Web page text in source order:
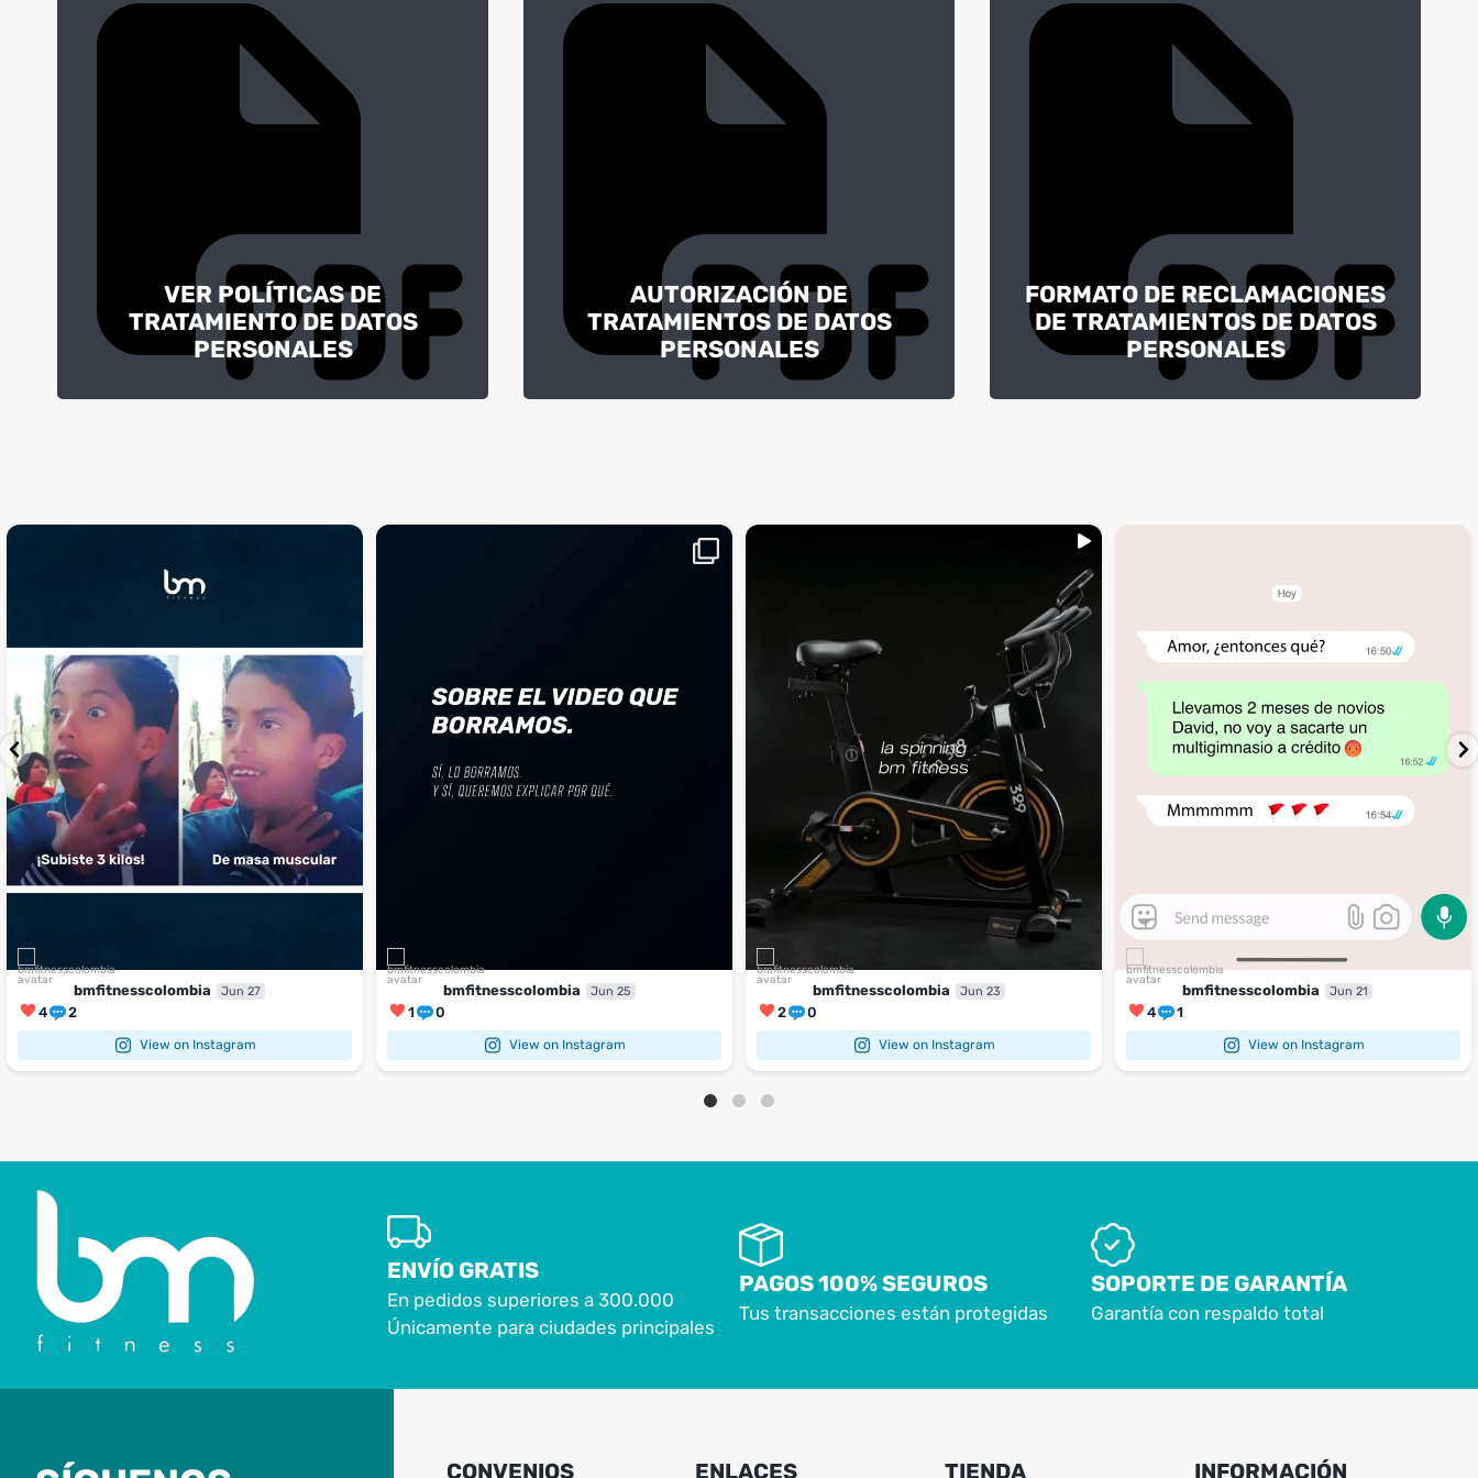
VER POLÍTICAS DE
TRATAMIENTO DE DATOS
PERSONALES
AUTORIZACIÓN DE
TRATAMIENTOS DE DATOS
PERSONALES
FORMATO DE RECLAMACIONES
DE TRATAMIENTOS DE DATOS
PERSONALES
bmfitnesscolombia Jun 27
4 2
View on Instagram
bmfitnesscolombia Jun 25
1 0
View on Instagram
bmfitnesscolombia Jun 23
2 0
View on Instagram
bmfitnesscolombia Jun 21
4 1
View on Instagram
ENVÍO GRATIS
En pedidos superiores a 300.000
Únicamente para ciudades principales
PAGOS 100% SEGUROS
Tus transacciones están protegidas
SOPORTE DE GARANTÍA
Garantía con respaldo total
CONVENIOS ENLACES TIENDA INFORMACIÓN